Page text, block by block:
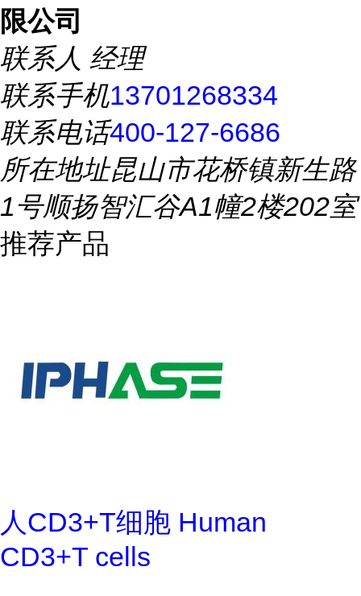
限公司
联系人 经理
联系手机13701268334
联系电话400-127-6686
所在地址昆山市花桥镇新生路
1号顺扬智汇谷A1幢2楼202室
推荐产品
人CD3+T细胞 Human
CD3+T cells